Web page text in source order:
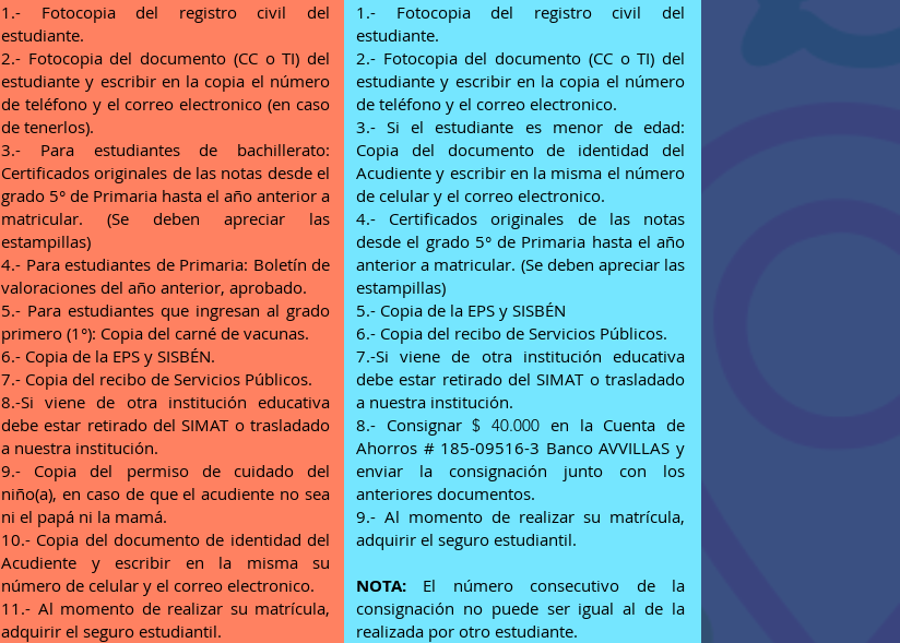
1.- Fotocopia del registro civil del
estudiante.
2.- Fotocopia del documento (CC o TI) del
estudiante y escribir en la copia el número
de teléfono y el correo electronico (en caso
de tenerlos).
3.- Para estudiantes de bachillerato:
Certificados originales de las notas desde el
grado 5° de Primaria hasta el año anterior a
matricular. (Se deben apreciar las
estampillas)
4.- Para estudiantes de Primaria: Boletín de
valoraciones del año anterior, aprobado.
5.- Para estudiantes que ingresan al grado
primero (1°): Copia del carné de vacunas.
6.- Copia de la EPS y SISBÉN.
7.- Copia del recibo de Servicios Públicos.
8.-Si viene de otra institución educativa
debe estar retirado del SIMAT o trasladado
a nuestra institución.
9.- Copia del permiso de cuidado del
niño(a), en caso de que el acudiente no sea
ni el papá ni la mamá.
10.- Copia del documento de identidad del
Acudiente y escribir en la misma su
número de celular y el correo electronico.
11.- Al momento de realizar su matrícula,
adquirir el seguro estudiantil.
1.- Fotocopia del registro civil del
estudiante.
2.- Fotocopia del documento (CC o TI) del
estudiante y escribir en la copia el número
de teléfono y el correo electronico.
3.- Si el estudiante es menor de edad:
Copia del documento de identidad del
Acudiente y escribir en la misma el número
de celular y el correo electronico.
4.- Certificados originales de las notas
desde el grado 5° de Primaria hasta el año
anterior a matricular. (Se deben apreciar las
estampillas)
5.- Copia de la EPS y SISBÉN
6.- Copia del recibo de Servicios Públicos.
7.-Si viene de otra institución educativa
debe estar retirado del SIMAT o trasladado
a nuestra institución.
8.- Consignar$ 40.000 en la Cuenta de
Ahorros # 185-09516-3 Banco AVVILLAS y
enviar la consignación junto con los
anteriores documentos.
9.- Al momento de realizar su matrícula,
adquirir el seguro estudiantil.
NOTA: El número consecutivo de la
consignación no puede ser igual al de la
realizada por otro estudiante.